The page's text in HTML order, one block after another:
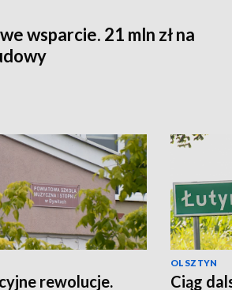
wsparcie. 21 mln zł na
rewolucje.
OLSZTYN
Ciąg